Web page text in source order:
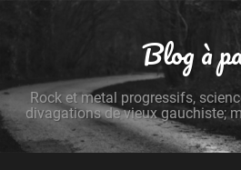
Blog à
Rock et metal progressifs,
divagations de vieux gauchiste;